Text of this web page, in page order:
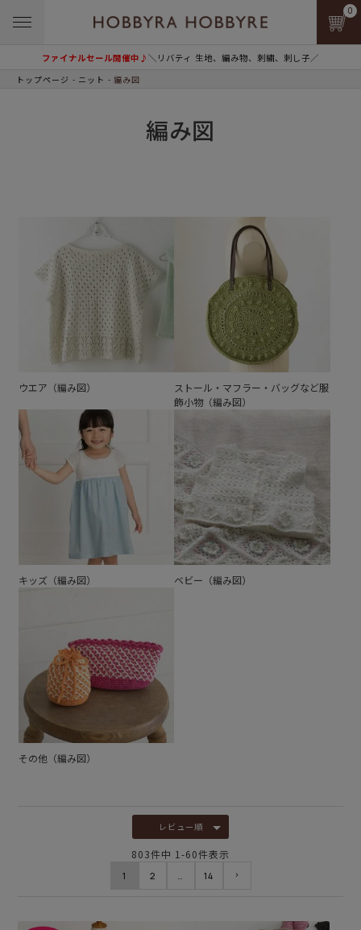
ファイナルセール開催中♪＼リバティ 生地、編み物、刺繍、刺し子／
0
トップページ ニット 編み図
編み図
ウエア（編み図）
ストール・マフラー・バッグなど服
飾小物（編み図）
キッズ（編み図） ベビー（編み図）
その他（編み図）
レビュー順
803件中 1 -60件表示
1 2 14